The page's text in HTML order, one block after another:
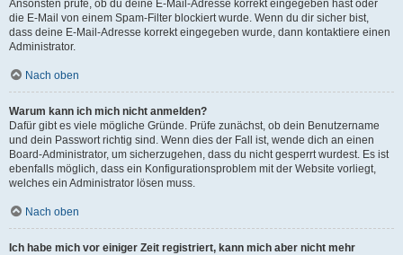
Ansonsten prüfe, ob du deine E-Mail-Adresse korrekt eingegeben hast oder
die E-Mail von einem Spam-Filter blockiert wurde. Wenn du dir sicher bist,
dass deine E-Mail-Adresse korrekt eingegeben wurde, dann kontaktiere einen
Administrator.
Nach oben
Warum kann ich mich nicht anmelden?
Dafür gibt es viele mögliche Gründe. Prüfe zunächst, ob dein Benutzername
und dein Passwort richtig sind. Wenn dies der Fall ist, wende dich an einen
Board-Administrator, um sicherzugehen, dass du nicht gesperrt wurdest. Es ist
ebenfalls möglich, dass ein Konfigurationsproblem mit der Website vorliegt,
welches ein Administrator lösen muss.
Nach oben
Ich habe mich vor einiger Zeit registriert, kann mich aber nicht mehr